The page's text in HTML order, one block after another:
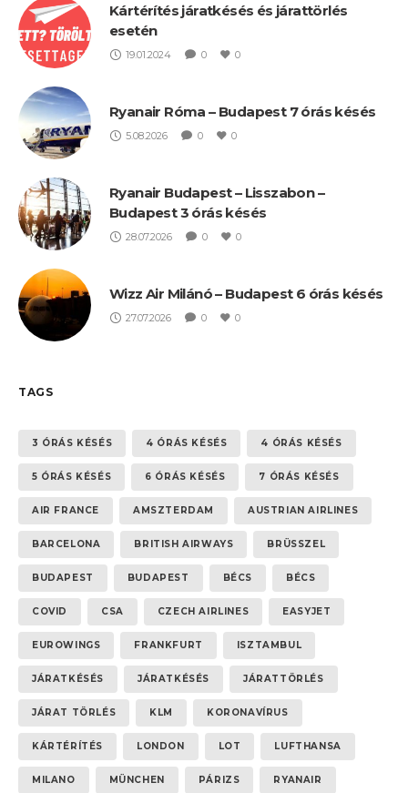
Kártérítés járatkésés és járattörlés
esetén
19.01.2024 0 0
Ryanair Róma – Budapest 7 órás késés
5.08.2026 0 0
Ryanair Budapest – Lisszabon –
Budapest 3 órás késés
28.07.2026 0 0
Wizz Air Milánó – Budapest 6 órás késés
27.07.2026 0 0
TAGS
3 ÓRÁS KÉSÉS 4 ÓRÁS KÉSÉS 4 ÓRÁS KÉSÉS
5 ÓRÁS KÉSÉS 6 ÓRÁS KÉSÉS 7 ÓRÁS KÉSÉS
AIR FRANCE AMSZTERDAM AUSTRIAN AIRLINES
BARCELONA BRITISH AIRWAYS BRÜSSZEL
BUDAPEST BUDAPEST BÉCS BÉCS
COVID CSA CZECH AIRLINES EASYJET
EUROWINGS FRANKFURT ISZTAMBUL
JÁRATKÉSÉS JÁRATKÉSÉS JÁRATTÖRLÉS
JÁRAT TÖRLÉS KLM KORONAVÍRUS
KÁRTÉRÍTÉS LONDON LOT LUFTHANSA
MILANO MÜNCHEN PÁRIZS RYANAIR